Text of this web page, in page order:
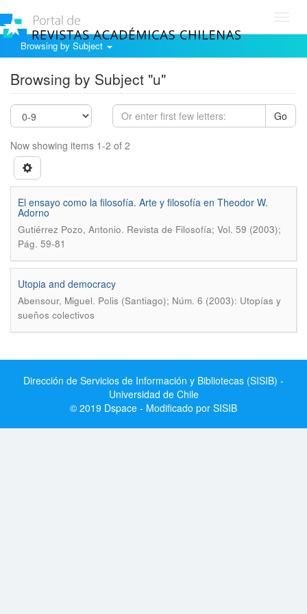
Browsing by Subject
Browsing by Subject "u"
Go
Now showing items 1-2 of 2
El ensayo como la filosofía. Arte y filosofía en Theodor W.
Adorno
Gutiérrez Pozo, Antonio. Revista de Filosofía; Vol. 59 (2003);
Pág. 59-81
Utopia and democracy
Abensour, Miguel. Polis (Santiago); Núm. 6 (2003): Utopías y
sueños colectivos
Dirección de Servicios de Información y Bibliotecas (SISIB) -
Universidad de Chile
© 2019 Dspace - Modificado por SISIB